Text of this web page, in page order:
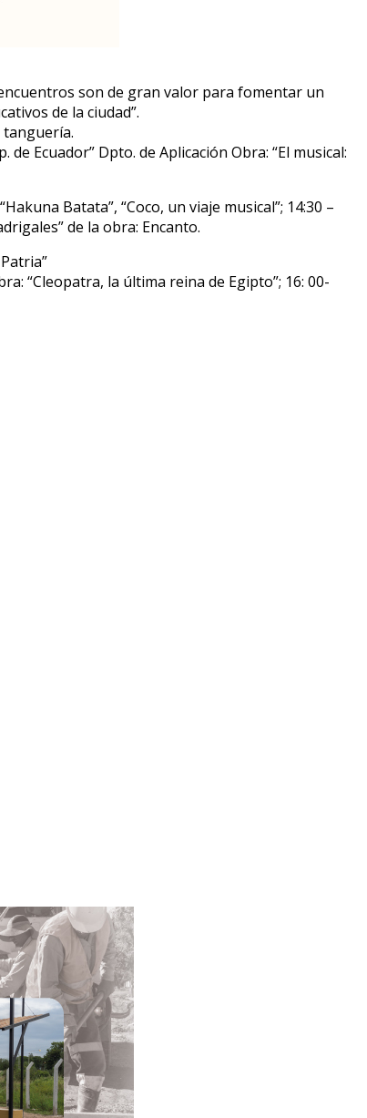
son de gran valor para fomentar un
de la ciudad”.
tanguería.
de Ecuador” Dpto. de Aplicación Obra: “El musical:
Batata”, “Coco, un viaje musical”; 14:30 –
de la obra: Encanto.
“Cleopatra, la última reina de Egipto”; 16: 00-